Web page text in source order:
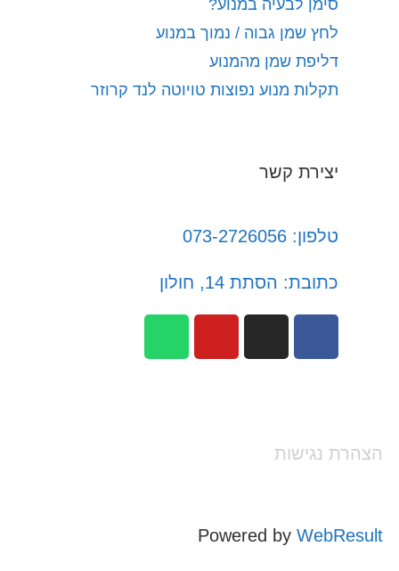
סימן לבעיה במנוע?
לחץ שמן גבוה / נמוך במנוע
דליפת שמן מהמנוע
תקלות מנוע נפוצות טויוטה לנד קרוזר
יצירת קשר
טלפון: 073-2726056
כתובת: הסתת 14, חולון
הצהרת נגישות
Powered byWebResult